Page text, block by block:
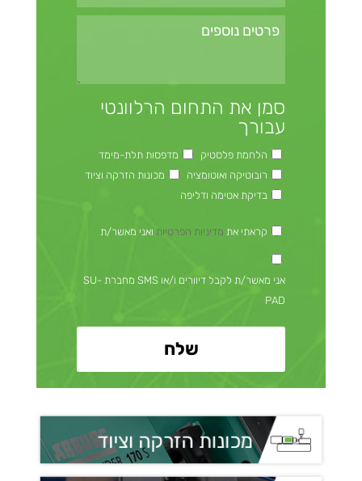
סמן את התחום הרלוונטי
עבורך
הלחמת פלסטיק
מדפסות תלת-מימד
רובוטיקה ואוטומציה
מכונות הזרקה וציוד
בדיקת אטימה ודליפה
קראתי את מדיניות הפרטיות ואני מאשר/ת
אני מאשר/ת לקבל דיוורים ו/או SMS מחברת SU-
PAD